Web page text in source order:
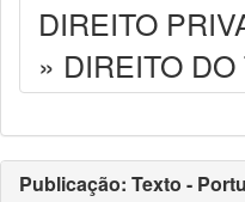
DIREITO
» DIREITO
Publicação: Texto -